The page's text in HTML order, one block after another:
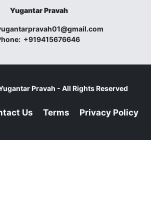
Yugantar Pravah
+919415676646
Pravah - All Rights Reserved
Us Terms Privacy Policy